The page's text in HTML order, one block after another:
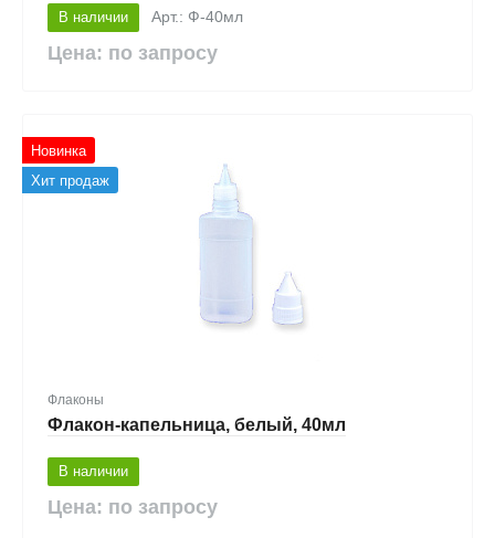
В наличии Арт.: Ф-40мл
Цена: по запросу
Новинка
Хит продаж
Флаконы
Флакон-капельница, белый, 40мл
В наличии
Цена: по запросу